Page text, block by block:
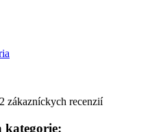
2 zákazníckych recenzií
kategorie: